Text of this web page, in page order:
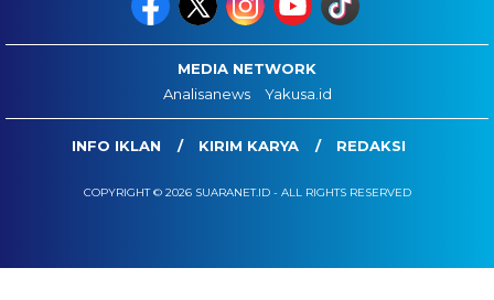
MEDIA NETWORK
Analisanews
Yakusa.id
INFO IKLAN KIRIM KARYA REDAKSI
COPYRIGHT © 2026 SUARANET.ID - ALL RIGHTS RESERVED